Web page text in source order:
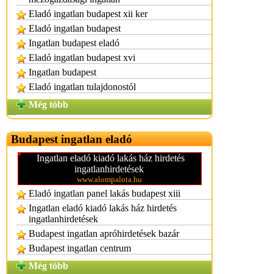
Eladó ingatlan budapest xii ker
Eladó ingatlan budapest
Ingatlan budapest eladó
Eladó ingatlan budapest xvi
Ingatlan budapest
Eladó ingatlan tulajdonostól
Még több
Budapest ingatlan eladó
Ingatlan eladó kiadó lakás ház hirdetés
ingatlanhirdetések
www.alompalota.hu
Eladó ingatlan panel lakás budapest xiii
Ingatlan eladó kiadó lakás ház hirdetés
ingatlanhirdetések
Budapest ingatlan apróhirdetések bazár
Budapest ingatlan centrum
Még több